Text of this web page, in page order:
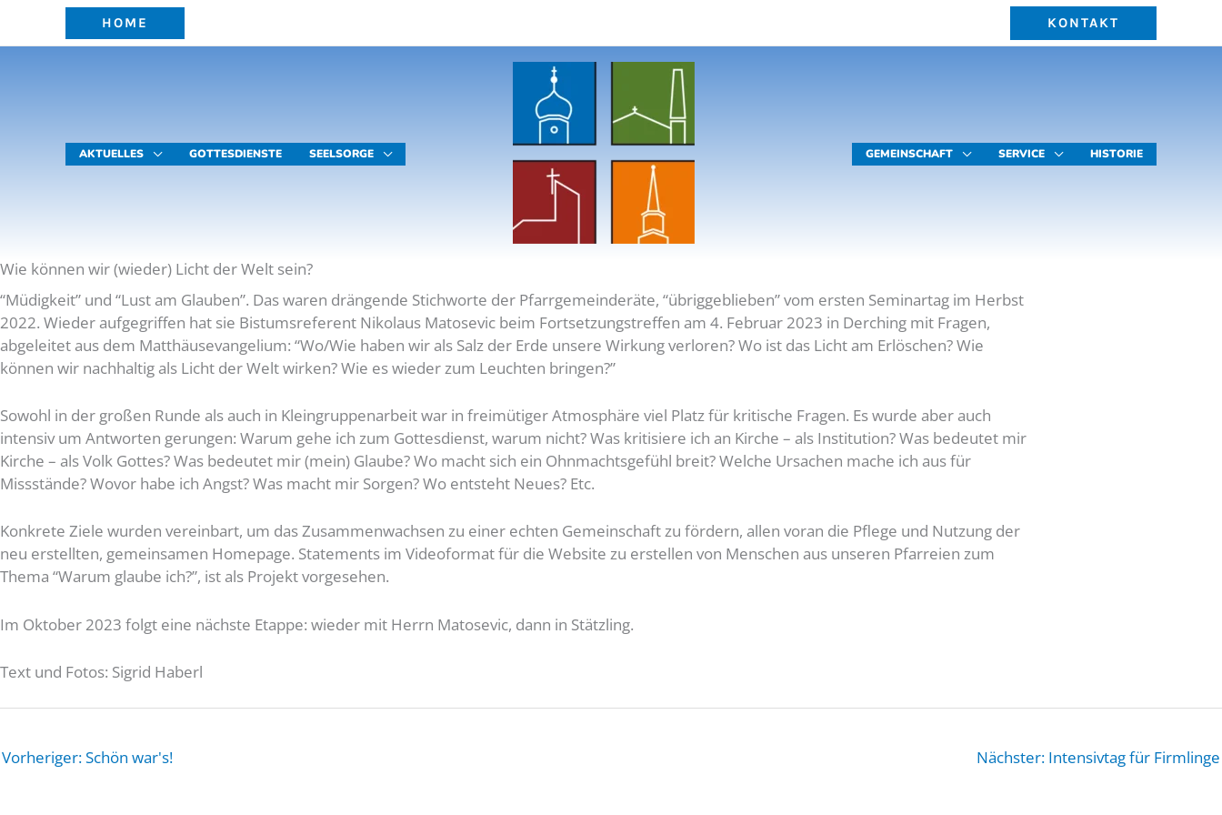
HOME KONTAKT
AKTUELLES GOTTESDIENSTE SEELSORGE GEMEINSCHAFT SERVICE HISTORIE
Wie können wir (wieder) Licht der Welt sein?
“Müdigkeit” und “Lust am Glauben”. Das waren drängende Stichworte der Pfarrgemeinderäte, “übriggeblieben” vom ersten Seminartag im Herbst
2022. Wieder aufgegriffen hat sie Bistumsreferent Nikolaus Matosevic beim Fortsetzungstreffen am 4. Februar 2023 in Derching mit Fragen,
abgeleitet aus dem Matthäusevangelium: “Wo/Wie haben wir als Salz der Erde unsere Wirkung verloren? Wo ist das Licht am Erlöschen? Wie
können wir nachhaltig als Licht der Welt wirken? Wie es wieder zum Leuchten bringen?”
Sowohl in der großen Runde als auch in Kleingruppenarbeit war in freimütiger Atmosphäre viel Platz für kritische Fragen. Es wurde aber auch
intensiv um Antworten gerungen: Warum gehe ich zum Gottesdienst, warum nicht? Was kritisiere ich an Kirche – als Institution? Was bedeutet mir
Kirche – als Volk Gottes? Was bedeutet mir (mein) Glaube? Wo macht sich ein Ohnmachtsgefühl breit? Welche Ursachen mache ich aus für
Missstände? Wovor habe ich Angst? Was macht mir Sorgen? Wo entsteht Neues? Etc.
Konkrete Ziele wurden vereinbart, um das Zusammenwachsen zu einer echten Gemeinschaft zu fördern, allen voran die Pflege und Nutzung der
neu erstellten, gemeinsamen Homepage. Statements im Videoformat für die Website zu erstellen von Menschen aus unseren Pfarreien zum
Thema “Warum glaube ich?”, ist als Projekt vorgesehen.
Im Oktober 2023 folgt eine nächste Etappe: wieder mit Herrn Matosevic, dann in Stätzling.
Text und Fotos: Sigrid Haberl
Vorheriger: Schön war's! Nächster: Intensivtag für Firmlinge